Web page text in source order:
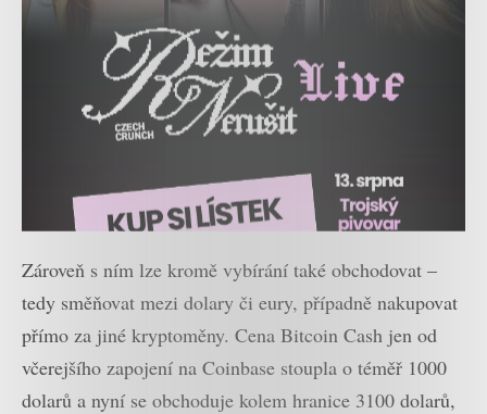
Zároveň s ním lze kromě vybírání také obchodovat –
tedy směňovat mezi dolary či eury, případně nakupovat
přímo za jiné kryptoměny. Cena Bitcoin Cash jen od
včerejšího zapojení na Coinbase stoupla o téměř 1000
dolarů a nyní se obchoduje kolem hranice 3100 dolarů,